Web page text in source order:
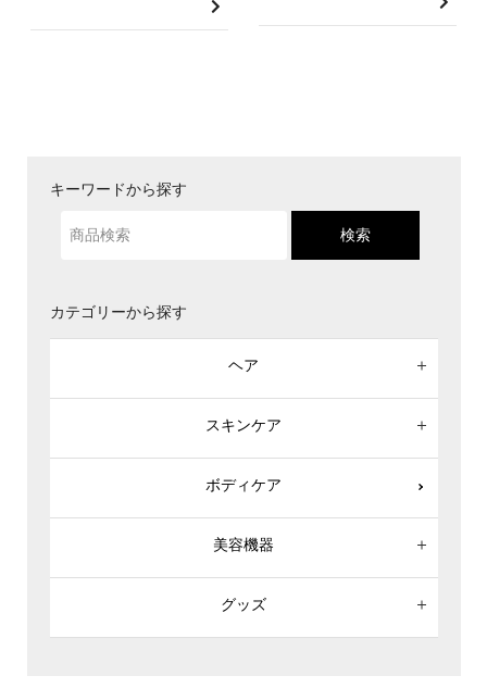
キーワードから探す
検索
カテゴリーから探す
ヘア
スキンケア
ボディケア
美容機器
グッズ